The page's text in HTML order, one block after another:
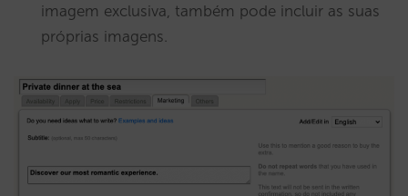
imagem exclusiva, também pode incluir as suas
próprias imagens.